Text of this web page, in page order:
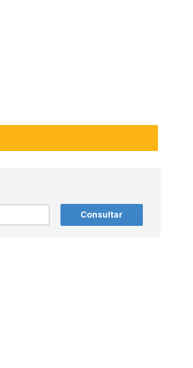
Consultar